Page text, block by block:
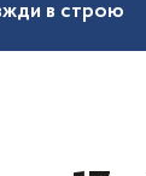
в строю